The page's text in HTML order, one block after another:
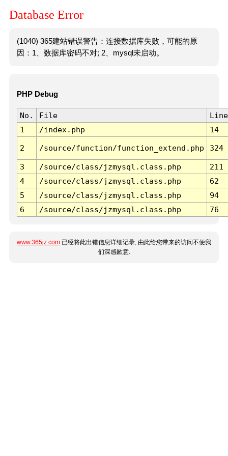
Database Error
(1040) 365建站错误警告：连接数据库失败，可能的原
因：1、数据库密码不对; 2、mysql未启动。
PHP Debug
No. File
Line
1
/index.php 14
2 /source/function/function_extend.php 324
3 /source/class/jzmysql.class.php
211
4
/source/class/jzmysql.class.php
62
5
/source/class/jzmysql.class.php
94
6
/source/class/jzmysql.class.php 76
www.365jz.com 已经将此出错信息详细记录, 由此给您带来的访问不便我
们深感歉意.